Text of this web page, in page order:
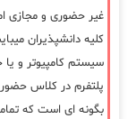
غیر حضوری و مجازی
کلیه دانشپذیران
سیستم کامپیوتر و
پلتفرم در کلاس
بگونه ای است که